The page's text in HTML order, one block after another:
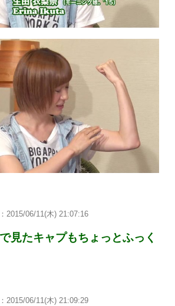
：2015/06/11(木) 21:07:16
見たキャプもちょっとふっく
：2015/06/11(木) 21:09:29